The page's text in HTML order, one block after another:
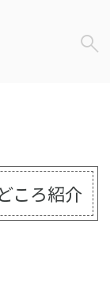
ころ紹介